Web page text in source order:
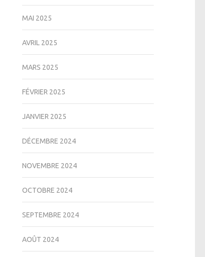
MAI 2025
AVRIL 2025
MARS 2025
FÉVRIER 2025
JANVIER 2025
DÉCEMBRE 2024
NOVEMBRE 2024
OCTOBRE 2024
SEPTEMBRE 2024
AOÛT 2024